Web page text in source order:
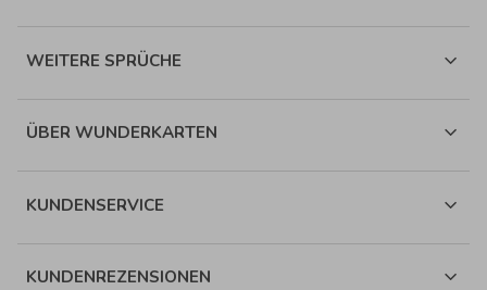
WEITERE SPRÜCHE
ÜBER WUNDERKARTEN
KUNDENSERVICE
KUNDENREZENSIONEN